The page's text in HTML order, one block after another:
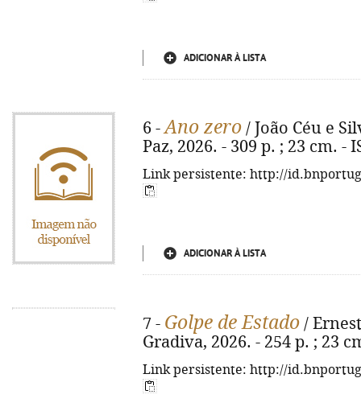
ADICIONAR À LISTA
6 -Ano zero / João Céu e
Paz, 2026. - 309 p. ; 23 cm. -
Link persistente: http://
ADICIONAR À LISTA
7 - Golpe de Estado /
Gradiva, 2026. - 254 p. ; 23
Link persistente: http://